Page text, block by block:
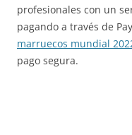
profesionales con un
pagando a través de
marruecos mundial
pago segura.